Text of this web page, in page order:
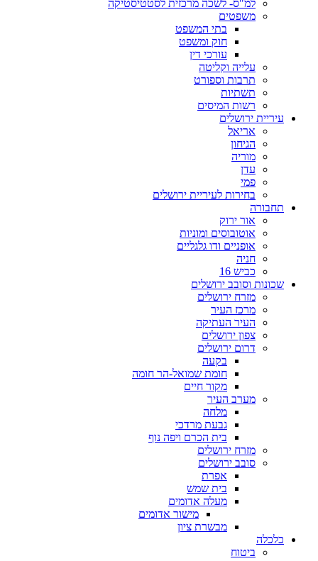
למ"ס- לשכה מרכזית לסטטיסטיקה
משפטים
בתי המשפט
חוק ומשפט
עורכי דין
עלייה וקליטה
תרבות וספורט
תשתיות
רשות המיסים
עיריית ירושלים
אריאל
הגיחון
מוריה
עדן
פמי
בחירות לעיריית ירושלים
תחבורה
אור ירוק
אוטובוסים ומוניות
אופניים ודו גלגליים
חניה
כביש 16
שכונות וסובב ירושלים
מזרח ירושלים
מרכז העיר
העיר העתיקה
צפון ירושלים
דרום ירושלים
בקעה
חומת שמואל-הר חומה
מקור חיים
מערב העיר
מלחה
גבעת מרדכי
בית הכרם ויפה נוף
מזרח ירושלים
סובב ירושלים
אפרת
בית שמש
מעלה אדומים
מישור אדומים
מבשרת ציון
כלכלה
ביטוח